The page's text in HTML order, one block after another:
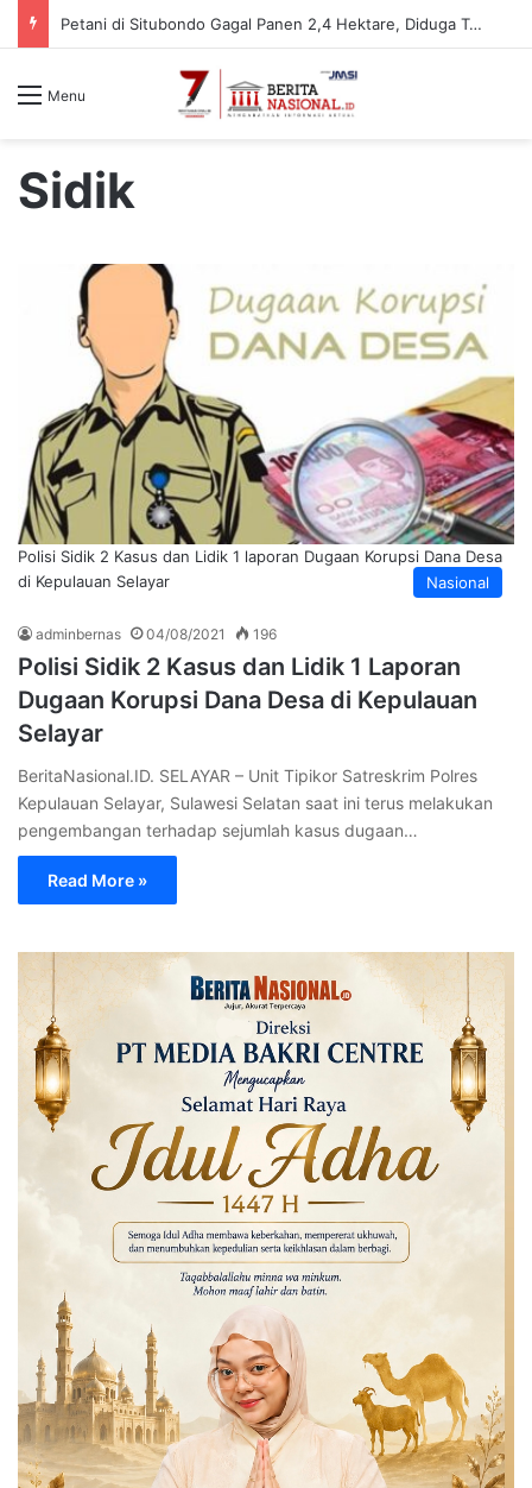
Petani di Situbondo Gagal Panen 2,4 Hektare, Diduga Terdampak Limbah Pabrik Gula, Kerugian Capai Rp 51 Juta
Menu
Sidik
Nasional
Polisi Sidik 2 Kasus dan Lidik 1 laporan Dugaan Korupsi Dana Desa
di Kepulauan Selayar
adminbernas 04/08/2021 196
Polisi Sidik 2 Kasus dan Lidik 1 Laporan
Dugaan Korupsi Dana Desa di Kepulauan
Selayar
BeritaNasional.ID. SELAYAR – Unit Tipikor Satreskrim Polres
Kepulauan Selayar, Sulawesi Selatan saat ini terus melakukan
pengembangan terhadap sejumlah kasus dugaan…
Read More »